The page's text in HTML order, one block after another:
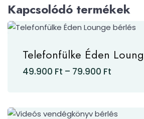
Kapcsolódó termékek
Telefonfülke Éden
49.900 Ft – 79.900 Ft